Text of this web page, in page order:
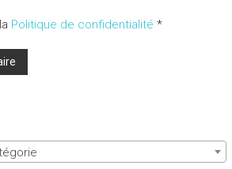
Politique de confidentialité *